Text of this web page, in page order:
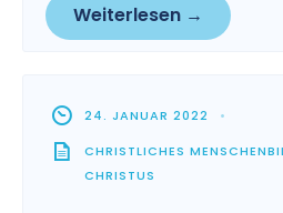
Weiterlesen →
24. JANUAR 2022
•
CHRISTLICHES
CHRISTUS